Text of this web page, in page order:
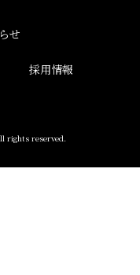
せ
採用情報
rights reserved.